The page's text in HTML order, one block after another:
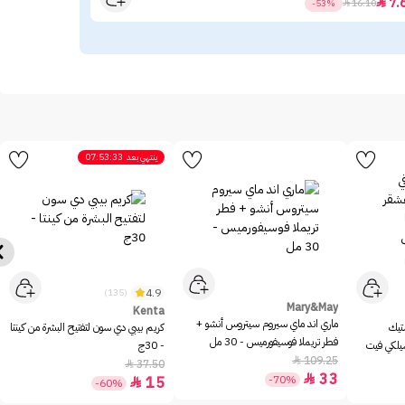
16.10

-53%
فيت
Mary&May
ماري اند ماي سيروم سيتروس أنشو +
فطر تريملا فوسيفورميس - 30 مل
109.25

33

-70%
ينتهي بعد 07:53:33
4.9
(135)
Kenta
كريم بيبي دي سون لتفتيح البشرة من كينتا
- 30ج
37.50

15

-60%